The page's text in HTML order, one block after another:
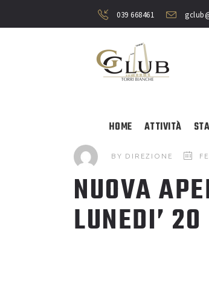
039 668461
HOME ATTIVITÀ
BY DIREZIONE
NUOVA
LUNEDI’